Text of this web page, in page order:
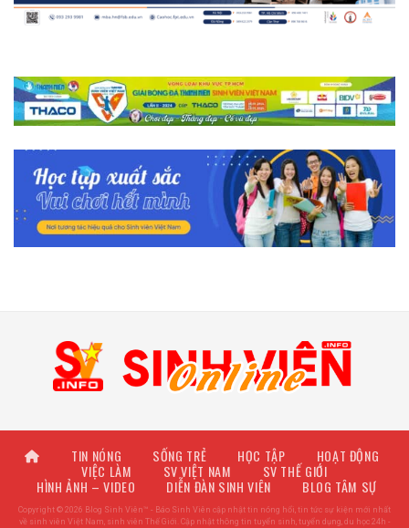
TIN NÓNG SỐNG TRẺ HỌC TẬP
HOẠT ĐỘNG
VIỆC LÀM
SV VIỆT NAM
SV THẾ GIỚI
HÌNH ẢNH – VIDEO
DIỄN ĐÀN SINH VIÊN BLOG TÂM SỰ
Copyright © 2026 Blog Sinh Viên™ - Báo Sinh Viên cập nhật tin nóng hổi, tin tức sự kiện mới nhất
về sinh viên Việt Nam, sinh viên Thế Giới. Cập nhật thông tin tuyển sinh, tuyển dụng, du học 24h -